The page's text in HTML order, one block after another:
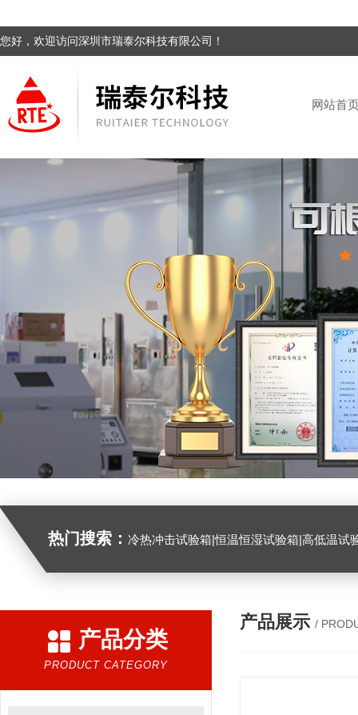
您好，欢迎访问深圳市瑞泰尔科技有限公司！
网站首
热门搜索： 冷热冲击试验箱|恒温恒湿试验箱|高低温试验箱|高低温交变试验箱|盐雾机|紫外线试验机|淋雨试验箱|臭氧试验箱|振动试
产品分类
PRODUCT CATEGORY
产品展示 /